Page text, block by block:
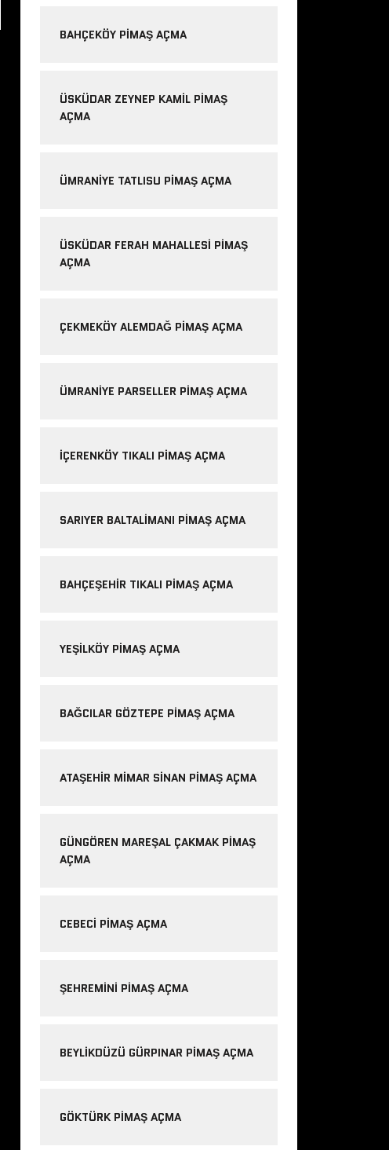
BAHÇEKÖY PIMAŞ AÇMA
ÜSKÜDAR ZEYNEP KAMIL PIMAŞ
AÇMA
ÜMRANIYE TATLISU PIMAŞ AÇMA
ÜSKÜDAR FERAH MAHALLESI PIMAŞ
AÇMA
ÇEKMEKÖY ALEMDAĞ PIMAŞ AÇMA
ÜMRANIYE PARSELLER PIMAŞ AÇMA
IÇERENKÖY TIKALI PIMAŞ AÇMA
SARIYER BALTALIMANI PIMAŞ AÇMA
BAHÇEŞEHIR TIKALI PIMAŞ AÇMA
YEŞILKÖY PIMAŞ AÇMA
BAĞCILAR GÖZTEPE PIMAŞ AÇMA
ATAŞEHIR MIMAR SINAN PIMAŞ AÇMA
GÜNGÖREN MAREŞAL ÇAKMAK PIMAŞ
AÇMA
CEBECI PIMAŞ AÇMA
ŞEHREMINI PIMAŞ AÇMA
BEYLIKDÜZÜ GÜRPINAR PIMAŞ AÇMA
GÖKTÜRK PIMAŞ AÇMA